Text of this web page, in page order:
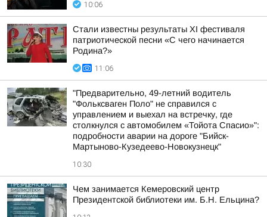
10:06
Стали известны результаты XI фестиваля
патриотической песни «С чего начинается
Родина?»
11:06
"Предварительно, 49-летний водитель
"Фольксваген Поло" не справился с
управлением и выехал на встречку, где
столкнулся с автомобилем «Тойота Спасио»":
подробности аварии на дороге "Бийск-
Мартыново-Кузедеево-Новокузнецк"
10:30
Чем занимается Кемеровский центр
Президентской библиотеки им. Б.Н. Ельцина?